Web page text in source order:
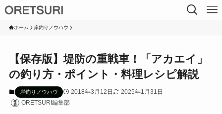
ホーム 岸釣りノウハウ
【保存版】堤防の重戦車！「アカエイ」
の釣り方・ポイント・料理レシピ解説
岸釣りノウハウ 2018年3月12日
2025年1月31日
ORETSURI編集部